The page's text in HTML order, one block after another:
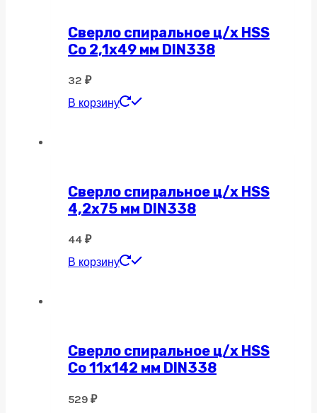
Сверло спиральное ц/х HSS
Co 2,1х49 мм DIN338
32 ₽
В корзину
Сверло спиральное ц/х HSS
4,2х75 мм DIN338
44 ₽
В корзину
Сверло спиральное ц/х HSS
Co 11х142 мм DIN338
529 ₽